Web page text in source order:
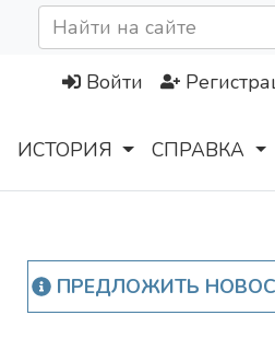
Войти
ИСТОРИЯ СПРАВКА
ПРЕДЛОЖИТЬ